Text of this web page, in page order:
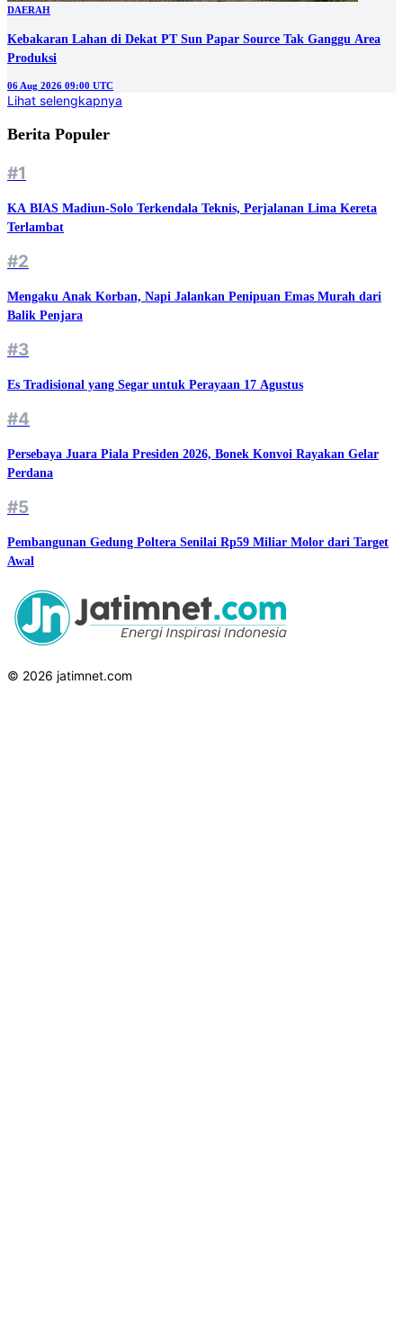
DAERAH
Kebakaran Lahan di Dekat PT Sun Papar Source Tak Ganggu Area
Produksi
06 Aug 2026 09:00 UTC
Lihat selengkapnya
Berita Populer
#1
KA BIAS Madiun-Solo Terkendala Teknis, Perjalanan Lima Kereta
Terlambat
#2
Mengaku Anak Korban, Napi Jalankan Penipuan Emas Murah dari
Balik Penjara
#3
Es Tradisional yang Segar untuk Perayaan 17 Agustus
#4
Persebaya Juara Piala Presiden 2026, Bonek Konvoi Rayakan Gelar
Perdana
#5
Pembangunan Gedung Poltera Senilai Rp59 Miliar Molor dari Target
Awal
© 2026 jatimnet.com